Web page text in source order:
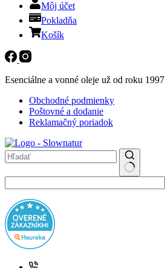
Môj účet
Pokladňa
Košík
Esenciálne a vonné oleje už od roku 1997
Obchodné podmienky
Poštovné a dodanie
Reklamačný poriadok
results